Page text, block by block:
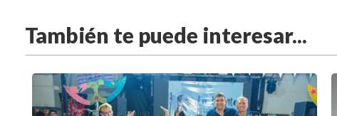
También te puede interesar...